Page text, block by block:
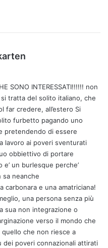
e
t
t
o
:
SONO INTERESSATI!!!!!! non
tratta del solito italiano, che
far credere, all’estero Si
furbetto pagando uno
pretendendo di essere
lavoro ai poveri sventurati
obbiettivo di portare
e’ un burlesque perche’
sa neanche
carbonara e una amatriciana!
una persona senza più
sua non integrazione o
verso il mondo che
che non riesce a
dei poveri connazionali attirati